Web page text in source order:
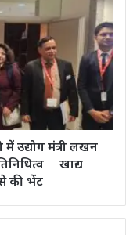
में उद्योग मंत्री लखन
खाद्य
की भेंट